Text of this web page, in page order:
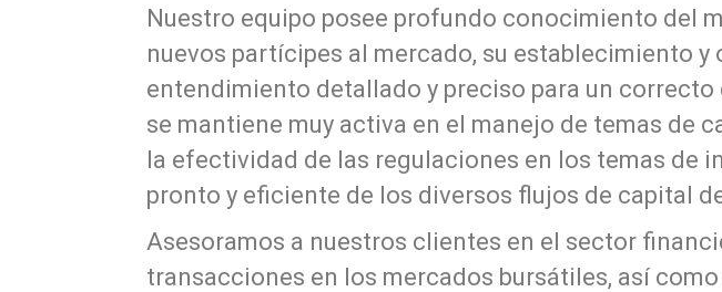
Nuestro equipo posee profundo conocimiento del
nuevos partícipes al mercado, su establecimiento y
entendimiento detallado y preciso para un
se mantiene muy activa en el manejo de temas de
la efectividad de las regulaciones en los temas de
pronto y eficiente de los diversos flujos de capital
Asesoramos a nuestros clientes en el sector
transacciones en los mercados bursátiles, así